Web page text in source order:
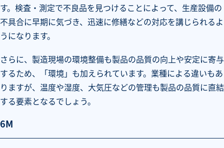
す。検査・測定で不良品を見つけることによって、生産設備の
不具合に早期に気づき、迅速に修繕などの対応を講じられるよ
うになります。
さらに、製造現場の環境整備も製品の品質の向上や安定に寄与
するため、「環境」も加えられています。業種による違いもあ
りますが、温度や湿度、大気圧などの管理も製品の品質に直結
する要素となるでしょう。
6M